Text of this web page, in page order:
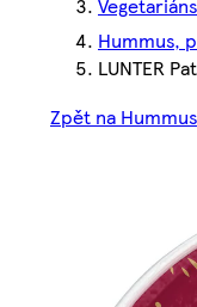
Hummus,
LUNTER
Zpět na